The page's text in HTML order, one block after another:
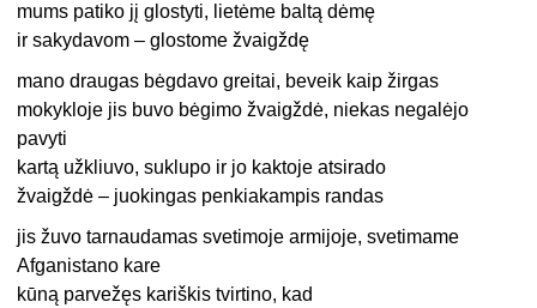
mums patiko jį glostyti, lietėme baltą dėmę
ir sakydavom – glostome žvaigždę
mano draugas bėgdavo greitai, beveik kaip žirgas
mokykloje jis buvo bėgimo žvaigždė, niekas negalėjo
pavyti
kartą užkliuvo, suklupo ir jo kaktoje atsirado
žvaigždė – juokingas penkiakampis randas
jis žuvo tarnaudamas svetimoje armijoje, svetimame
Afganistano kare
kūną parvežęs kariškis tvirtino, kad